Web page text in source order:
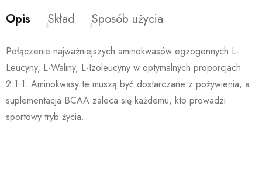
Opis Skład Sposób użycia
Połączenie najważniejszych aminokwasów egzogennych L-
Leucyny, L-Waliny, L-Izoleucyny w optymalnych proporcjach
2:1:1. Aminokwasy te muszą być dostarczane z pożywienia, a
suplementacja BCAA zaleca się każdemu, kto prowadzi
sportowy tryb życia.